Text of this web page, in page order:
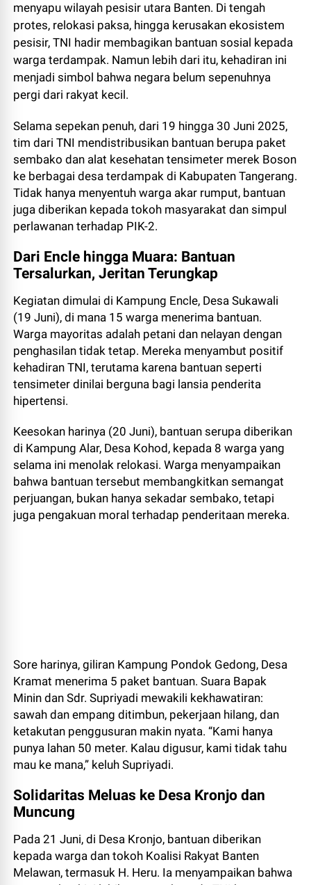
menyapu wilayah pesisir utara Banten. Di tengah
protes, relokasi paksa, hingga kerusakan ekosistem
pesisir, TNI hadir membagikan bantuan sosial kepada
warga terdampak. Namun lebih dari itu, kehadiran ini
menjadi simbol bahwa negara belum sepenuhnya
pergi dari rakyat kecil.
Selama sepekan penuh, dari 19 hingga 30 Juni 2025,
tim dari TNI mendistribusikan bantuan berupa paket
sembako dan alat kesehatan tensimeter merek Boson
ke berbagai desa terdampak di Kabupaten Tangerang.
Tidak hanya menyentuh warga akar rumput, bantuan
juga diberikan kepada tokoh masyarakat dan simpul
perlawanan terhadap PIK-2.
Dari Encle hingga Muara: Bantuan
Tersalurkan, Jeritan Terungkap
Kegiatan dimulai di Kampung Encle, Desa Sukawali
(19 Juni), di mana 15 warga menerima bantuan.
Warga mayoritas adalah petani dan nelayan dengan
penghasilan tidak tetap. Mereka menyambut positif
kehadiran TNI, terutama karena bantuan seperti
tensimeter dinilai berguna bagi lansia penderita
hipertensi.
Keesokan harinya (20 Juni), bantuan serupa diberikan
di Kampung Alar, Desa Kohod, kepada 8 warga yang
selama ini menolak relokasi. Warga menyampaikan
bahwa bantuan tersebut membangkitkan semangat
perjuangan, bukan hanya sekadar sembako, tetapi
juga pengakuan moral terhadap penderitaan mereka.
Sore harinya, giliran Kampung Pondok Gedong, Desa
Kramat menerima 5 paket bantuan. Suara Bapak
Minin dan Sdr. Supriyadi mewakili kekhawatiran:
sawah dan empang ditimbun, pekerjaan hilang, dan
ketakutan penggusuran makin nyata. “Kami hanya
punya lahan 50 meter. Kalau digusur, kami tidak tahu
mau ke mana,” keluh Supriyadi.
Solidaritas Meluas ke Desa Kronjo dan
Muncung
Pada 21 Juni, di Desa Kronjo, bantuan diberikan
kepada warga dan tokoh Koalisi Rakyat Banten
Melawan, termasuk H. Heru. Ia menyampaikan bahwa